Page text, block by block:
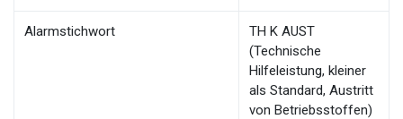
Alarmstichwort
TH K AUST
(Technische
Hilfeleistung, kleiner
als Standard, Austritt
von Betriebsstoffen)